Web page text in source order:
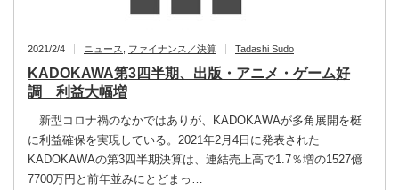
2021/2/4 ニュース ファイナンス／決算 Tadashi Sudo
KADOKAWA第3四半期、出版・アニメ・ゲーム好
調 利益大幅増
新型コロナ禍のなかではありが、KADOKAWAが多角展開を梃
に利益確保を実現している。2021年2月4日に発表された
KADOKAWAの第3四半期決算は、連結売上高で1.7％増の1527億
7700万円と前年並みにとどまっ…